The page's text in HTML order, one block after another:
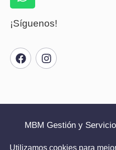
¡Síguenos!
MBM Gestión y
Utilizamos cookies para